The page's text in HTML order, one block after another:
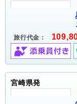
旅行代金：
宮崎県発